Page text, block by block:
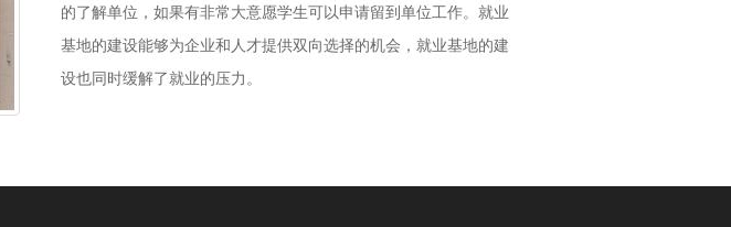
的了解单位，如果有非常大意愿学生可以申请留到单位工作。就业
基地的建设能够为企业和人才提供双向选择的机会，就业基地的建
设也同时缓解了就业的压力。